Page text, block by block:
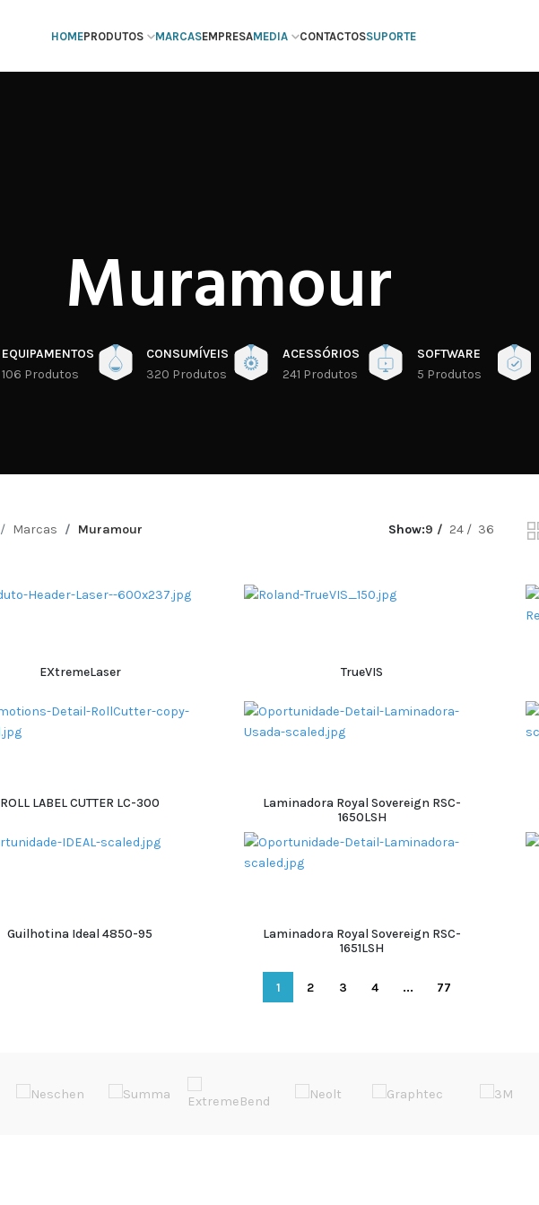
HOMEPRODUTOS MARCASEMPRESAMEDIA CONTACTOSSUPORTE
Muramour
EQUIPAMENTOS
106 Produtos
CONSUMÍVEIS
320 Produtos
ACESSÓRIOS
241 Produtos
SOFTWARE
5 Produtos
Marcas Muramour Show:9 24 36
ADICIONAR
EXtremeLaser
ADICIONAR
TrueVIS
ADICIONAR
ROLL LABEL CUTTER LC-300
ADICIONAR
Laminadora Royal Sovereign RSC-
1650LSH
Guilhotina Ideal 4850-95
Laminadora Royal Sovereign RSC-
1651LSH
1 2 3 4 ... 77